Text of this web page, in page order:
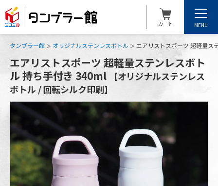
カート MENU
タンブラー館 オリジナルステンレスボトル エアリストスポーツ 超軽量ス
エアリストスポーツ 超軽量ステンレスボト
ル 持ち手付き 340ml
【オリジナルステンレス
ボトル / 回転シルク印刷】